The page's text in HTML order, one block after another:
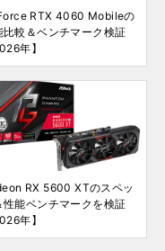
RTX 4060 Mobileの
比較＆ベンチマーク検証
年】
RX 5600 XTのスペッ
性能ベンチマークを検証
年】